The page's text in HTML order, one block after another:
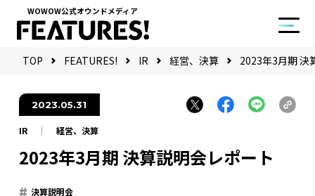
WOWOW公式オウンドメディア
TOP FEATURES! IR 経営、決算 2023年3月期 決
2023.05.31
IR 経営、決算
2023年3月期 決算説明会レポート
決算説明会